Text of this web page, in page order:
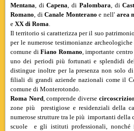
Mentana , diCapena , di Palombara , di
Romano , diCanale Monteranoe nell' area
e XX di Roma
Il territorio si caratterizza per il suo
per le numerose testimonianze
comune di Fiano Romano , importante
uno dei periodi più fortunati e splendidi
distingue inoltre per la presenza non solo
filiali di grandi aziende nazionali come il
comune di Monterotondo.
Roma Nord, comprende diverse
zone più prestigiose e residenziali della
numerose strutture tra le più importanti della
scuole e gli istituti professionali,